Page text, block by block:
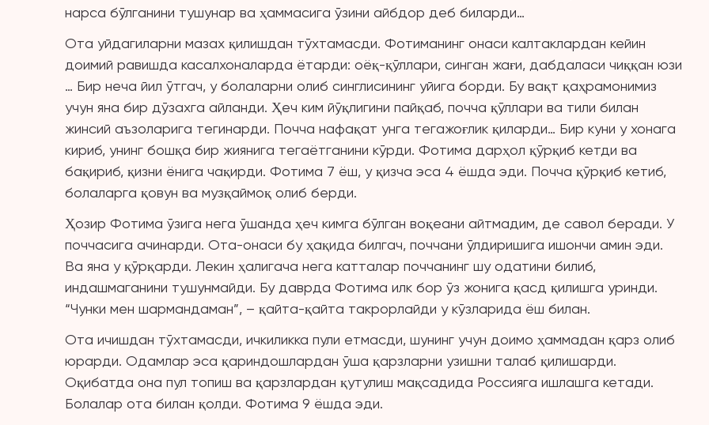
нарса бўлганини тушунар ва ҳаммасига ўзини айбдор деб биларди…
Ота уйдагиларни мазах қилишдан тўхтамасди. Фотиманинг онаси калтаклардан кейин
доимий равишда касалхоналарда ётарди: оёқ-қўллари, синган жағи, дабдаласи чиққан юзи
… Бир неча йил ўтгач, у болаларни олиб синглисининг уйига борди. Бу вақт қаҳрамонимиз
учун яна бир дўзахга айланди. Ҳеч ким йўқлигини пайқаб, почча қўллари ва тили билан
жинсий аъзоларига тегинарди. Почча нафақат унга тегажоғлик қиларди… Бир куни у хонага
кириб, унинг бошқа бир жиянига тегаётганини кўрди. Фотима дарҳол қўрқиб кетди ва
бақириб, қизни ёнига чақирди. Фотима 7 ёш, у қизча эса 4 ёшда эди. Почча қўрқиб кетиб,
болаларга қовун ва музқаймоқ олиб берди.
Ҳозир Фотима ўзига нега ўшанда ҳеч кимга бўлган воқеани айтмадим, де савол беради. У
поччасига ачинарди. Ота-онаси бу ҳақида билгач, поччани ўлдиришига ишончи амин эди.
Ва яна у қўрқарди. Лекин ҳалигача нега катталар поччанинг шу одатини билиб,
индашмаганини тушунмайди. Бу даврда Фотима илк бор ўз жонига қасд қилишга уринди.
“Чунки мен шармандаман”, – қайта-қайта такрорлайди у кўзларида ёш билан.
Ота ичишдан тўхтамасди, ичкиликка пули етмасди, шунинг учун доимо ҳаммадан қарз олиб
юрарди. Одамлар эса қариндошлардан ўша қарзларни узишни талаб қилишарди.
Оқибатда она пул топиш ва қарзлардан қутулиш мақсадида Россияга ишлашга кетади.
Болалар ота билан қолди. Фотима 9 ёшда эди.